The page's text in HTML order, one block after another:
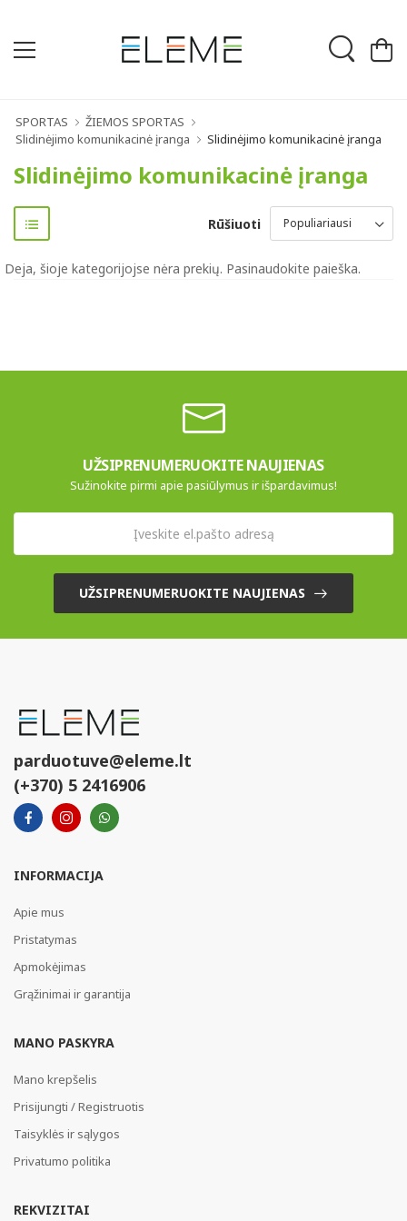
SPORTAS
ŽIEMOS SPORTAS
Slidinėjimo komunikacinė įranga
Slidinėjimo komunikacinė įranga
Slidinėjimo komunikacinė įranga
Rūšiuoti
Deja, šioje kategorijojse nėra prekių. Pasinaudokite paieška.
UŽSIPRENUMERUOKITE NAUJIENAS
Sužinokite pirmi apie pasiūlymus ir išpardavimus!
UŽSIPRENUMERUOKITE NAUJIENAS
parduotuve@eleme.lt
(+370) 5 2416906
INFORMACIJA
Apie mus
Pristatymas
Apmokėjimas
Grąžinimai ir garantija
MANO PASKYRA
Mano krepšelis
Prisijungti / Registruotis
Taisyklės ir sąlygos
Privatumo politika
REKVIZITAI